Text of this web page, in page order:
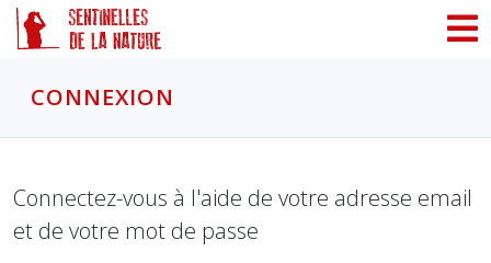
CONNEXION
Connectez-vous à l'aide de votre adresse email
et de votre mot de passe
Panneau de gestion des cookies